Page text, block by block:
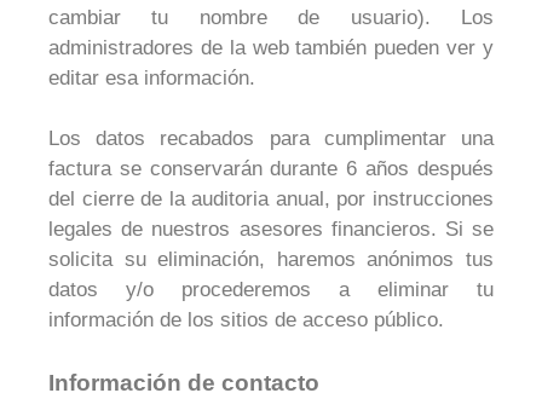
cambiar tu nombre de usuario). Los
administradores de la web también pueden ver y
editar esa información.
Los datos recabados para cumplimentar una
factura se conservarán durante 6 años después
del cierre de la auditoria anual, por instrucciones
legales de nuestros asesores financieros. Si se
solicita su eliminación, haremos anónimos tus
datos y/o procederemos a eliminar tu
información de los sitios de acceso público.
Información de contacto